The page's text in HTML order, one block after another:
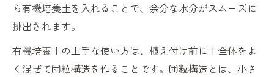
ら有機培養土を入れることで、余分な水分がスムーズに
排出されます。
有機培養土の上手な使い方は、植え付け前に土全体をよ
く混ぜて団粒構造を作ることです。団粒構造とは、小さ